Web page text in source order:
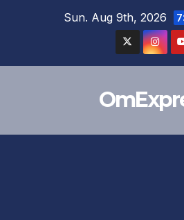
Sun. Aug 9th, 2026